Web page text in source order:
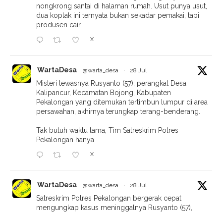
nongkrong santai di halaman rumah. Usut punya usut,
dua koplak ini ternyata bukan sekadar pemakai, tapi
produsen cair
X
WartaDesa @warta_desa · 28 Jul
Misteri tewasnya Rusyanto (57), perangkat Desa
Kalipancur, Kecamatan Bojong, Kabupaten
Pekalongan yang ditemukan tertimbun lumpur di area
persawahan, akhirnya terungkap terang-benderang.
Tak butuh waktu lama, Tim Satreskrim Polres
Pekalongan hanya
X
WartaDesa @warta_desa · 28 Jul
Satreskrim Polres Pekalongan bergerak cepat
mengungkap kasus meninggalnya Rusyanto (57),